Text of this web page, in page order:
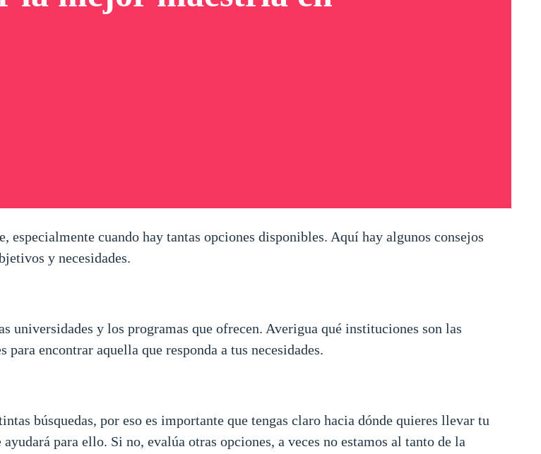
especialmente cuando hay tantas opciones disponibles. Aquí hay algunos consejos
y necesidades.
universidades y los programas que ofrecen. Averigua qué instituciones son las
encontrar aquella que responda a tus necesidades.
búsquedas, por eso es importante que tengas claro hacia dónde quieres llevar tu
para ello. Si no, evalúa otras opciones, a veces no estamos al tanto de la